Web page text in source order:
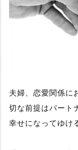
夫婦、恋愛関係に
切な前提はパート
幸せになってゆけ